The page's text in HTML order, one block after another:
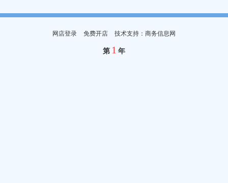
网店登录 免费开店 技术支持：商务信息网
第 1 年